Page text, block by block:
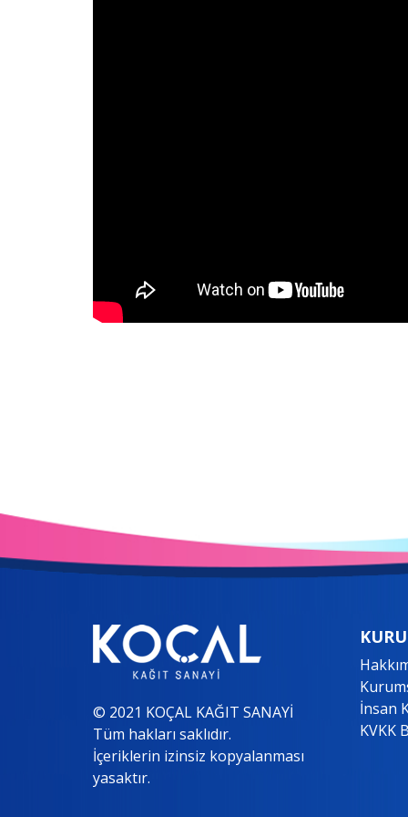
© 2021 KOÇAL KAĞIT SANAYİ
Tüm hakları saklıdır.
İçeriklerin izinsiz kopyalanması
yasaktır.
İnsan
KVKK